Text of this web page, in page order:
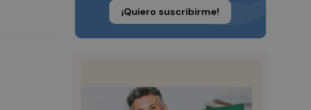
¡Quiero suscribirme!